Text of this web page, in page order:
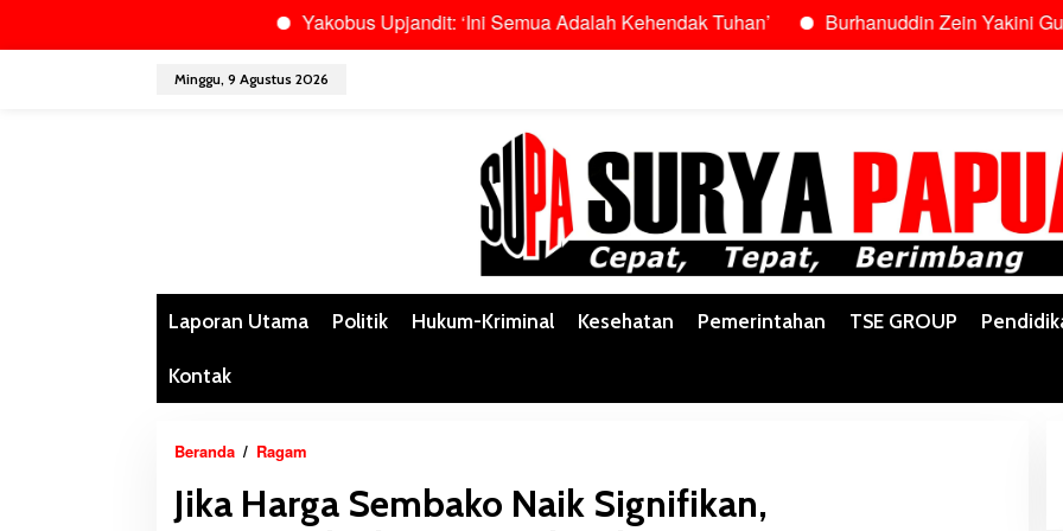
Yakobus Upjandit: ‘Ini Semua Adalah Kehendak Tuhan’ Burhanuddin Zein Yakini Gubernur
Minggu, 9 Agustus 2026
Laporan Utama Politik Hukum-Kriminal Kesehatan Pemerintahan TSE GROUP
Kontak
Beranda / Ragam
k
Jika Harga Sembako Naik Signifikan,